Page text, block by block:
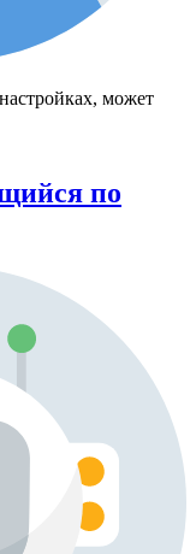
может
по